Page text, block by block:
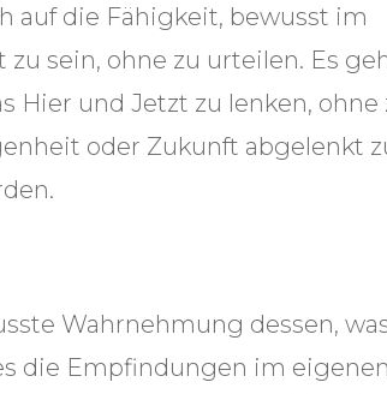
auf die Fähigkeit, bewusst im
sein, ohne zu urteilen. Es
Hier und Jetzt zu lenken, ohne
oder Zukunft abgelenkt
Wahrnehmung dessen,
die Empfindungen im eigenen